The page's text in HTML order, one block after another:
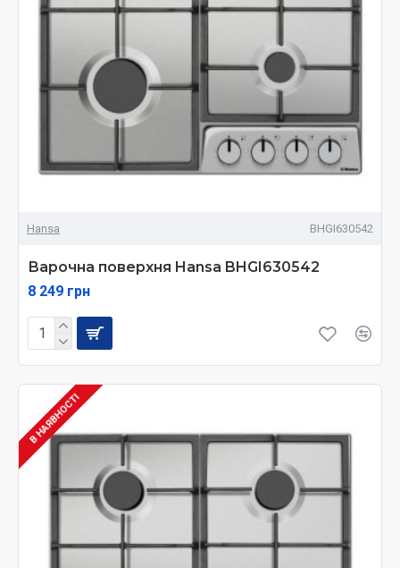
Hansa BHGI630542
Варочна поверхня Hansa BHGI630542
8 249 грн
В НАЯВНОСТІ